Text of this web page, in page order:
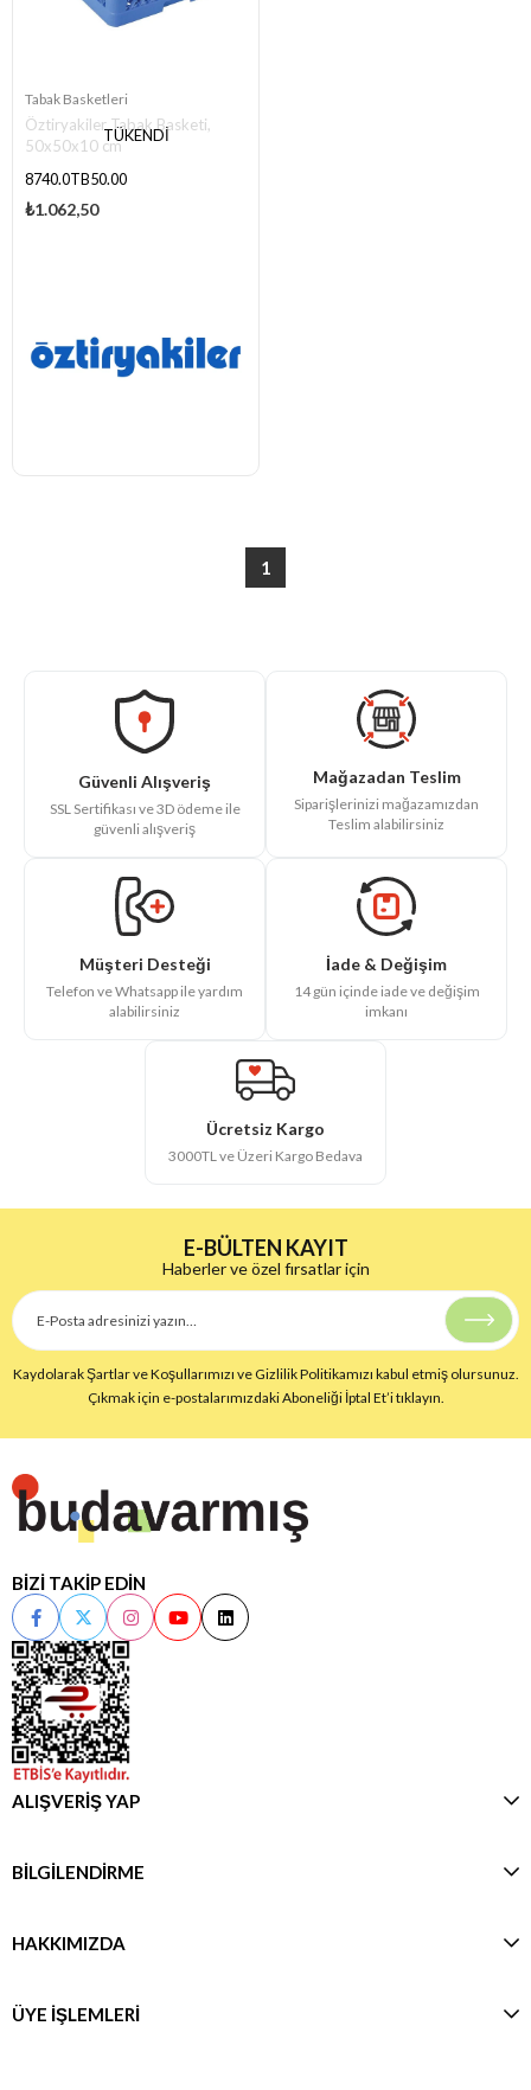
TÜKENDI
Tabak Basketleri
Öztiryakiler Tabak Basketi,
50x50x10 cm
8740.0TB50.00
₺1.062,50
1
Güvenli Alışveriş
SSL Sertifikası ve 3D ödeme ile
güvenli alışveriş
Mağazadan Teslim
Siparişlerinizi mağazamızdan
Teslim alabilirsiniz
Müşteri Desteği
Telefon ve Whatsapp ile yardım
alabilirsiniz
İade & Değişim
14 gün içinde iade ve değişim
imkanı
Ücretsiz Kargo
3000TL ve Üzeri Kargo Bedava
E-BÜLTEN KAYIT
Haberler ve özel fırsatlar için
Kaydolarak Şartlar ve Koşullarımızı ve Gizlilik Politikamızı kabul etmiş olursunuz.
Çıkmak için e-postalarımızdaki Aboneliği İptal Et’i tıklayın.
BİZİ TAKİP EDİN
ALIŞVERİŞ YAP
BİLGİLENDİRME
HAKKIMIZDA
ÜYE İŞLEMLERİ